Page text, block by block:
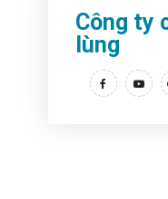
Công ty
lùng